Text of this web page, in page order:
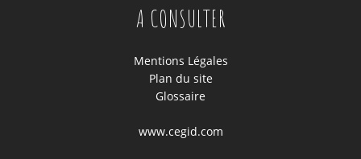
A CONSULTER
Mentions Légales
Plan du site
Glossaire
www.cegid.com